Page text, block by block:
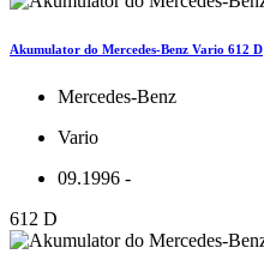
Akumulator do Mercedes-Benz Vario 612 D
Mercedes-Benz
Vario
09.1996 -
612 D